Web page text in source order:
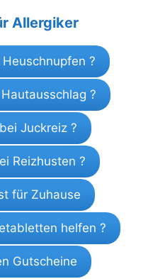
Allergiker
?
?
Juckreiz ?
Reizhusten ?
für Zuhause
helfen ?
Gutscheine